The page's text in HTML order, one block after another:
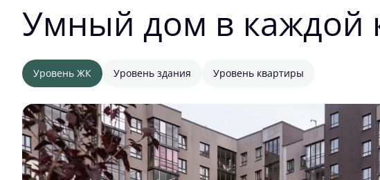
Умный дом в каждой
Уровень ЖК Уровень здания Уровень квартиры